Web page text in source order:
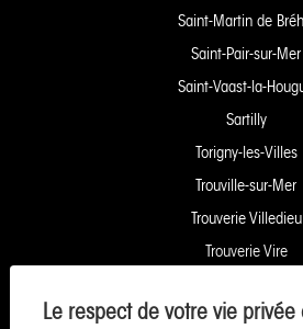
Le respect de votre vie
Saint-Martin de
Saint-Pair-sur-Mer
Saint-Vaast-la-
Sartilly
Torigny-les-Villes
Trouville-sur-Mer
Trouverie Villedieu
Trouverie Vire
Yquelon Service